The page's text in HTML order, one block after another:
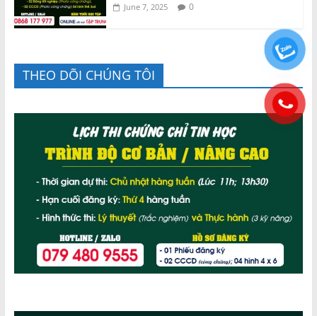
June 7, 2025 0
THEO DÕI CHÚNG TÔI